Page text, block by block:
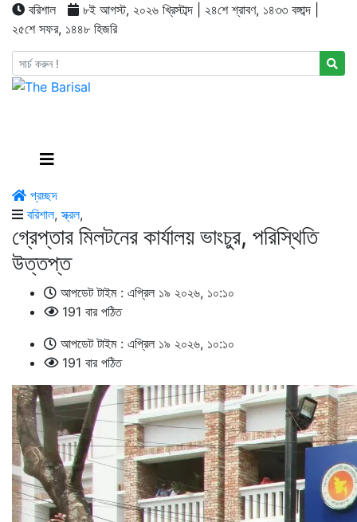
বরিশাল
৮ই আগস্ট, ২০২৬ খ্রিস্টাব্দ | ২৪শে শ্রাবণ, ১৪৩৩ বঙ্গাব্দ |
২৫শে সফর, ১৪৪৮ হিজরি
প্রচ্ছদ
বরিশাল,স্ক্রল,
গ্রেপ্তার মিলটনের কার্যালয় ভাংচুর, পরিস্থিতি
উত্তপ্ত
আপডেট টাইম : এপ্রিল ১৯ ২০২৬, ১০:১০
191 বার পঠিত
আপডেট টাইম : এপ্রিল ১৯ ২০২৬, ১০:১০
191 বার পঠিত